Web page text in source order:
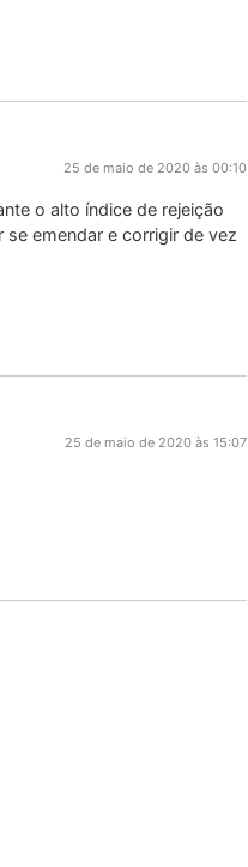
25 de maio de 2020 às 00:10
o alto índice de rejeição
emendar e corrigir de vez
25 de maio de 2020 às 15:07